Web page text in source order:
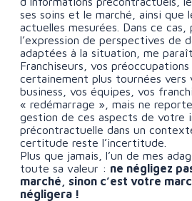
ses soins et le marché, ainsi que
actuelles mesurées. Dans ce
l’expression de perspectives de
adaptées à la situation, me
Franchiseurs, vos
certainement plus tournées vers
business, vos équipes, vos
« redémarrage », mais ne
gestion de ces aspects de votre
précontractuelle dans un
certitude reste l’incertitude.
Plus que jamais, l’un de mes
toute sa valeur : ne négligez
marché, sinon c’est votre
négligera !